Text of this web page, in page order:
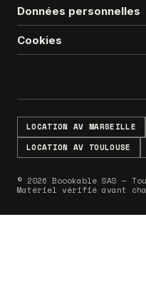
Données personnelles
Cookies
LOCATION AV MARSEILLE
LOCATION AV TOULOUSE
© 2026 Boookable SAS —
Matériel vérifié avant